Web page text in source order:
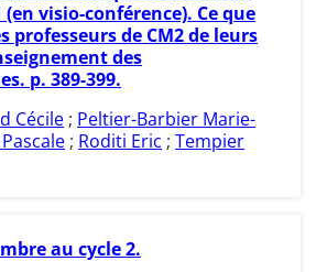
(en visio-conférence). Ce que
professeurs de CM2 de leurs
des
p. 389-399.
Cécile ; Peltier-Barbier Marie-
; Roditi Eric ; Tempier
au cycle 2.